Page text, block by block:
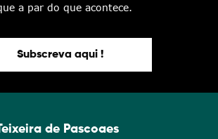
a par do que acontece.
Subscreva aqui !
de Pascoaes